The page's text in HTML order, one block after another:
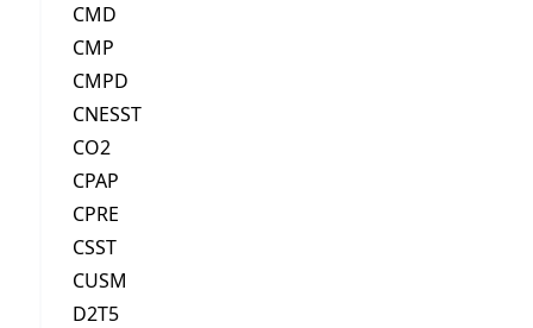
CMD
CMP
CMPD
CNESST
CO2
CPAP
CPRE
CSST
CUSM
D2T5